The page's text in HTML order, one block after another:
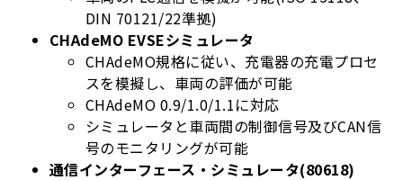
DIN 70121/22準拠)
CHAdeMO EVSEシミュレータ
CHAdeMO規格に従い、充電器の充電プロセ
スを模擬し、車両の評価が可能
CHAdeMO 0.9/1.0/1.1に対応
シミュレータと車両間の制御信号及びCAN信
号のモニタリングが可能
通信インターフェース・シミュレータ(80618)